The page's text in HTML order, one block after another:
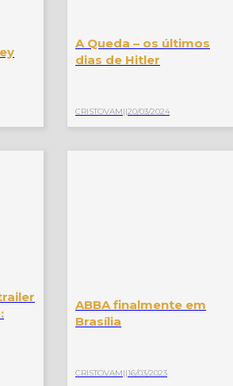
A Queda – os últimos
dias de Hitler
CRISTOVAM||20/03/2024
ABBA finalmente em
Brasília
CRISTOVAM||16/03/2023